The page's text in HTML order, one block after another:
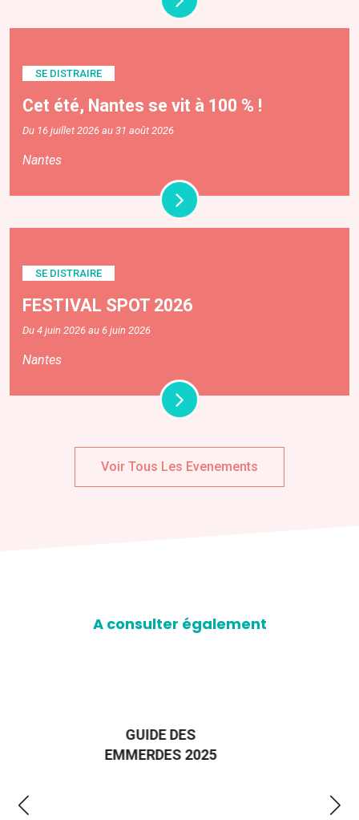
SE DISTRAIRE
Cet été, Nantes se vit à 100 % !
Du 16 juillet 2026 au 31 août 2026
Nantes
SE DISTRAIRE
FESTIVAL SPOT 2026
Du 4 juin 2026 au 6 juin 2026
Nantes
Voir Tous Les Evenements
A consulter également
GUIDE DES
EMMERDES 2025